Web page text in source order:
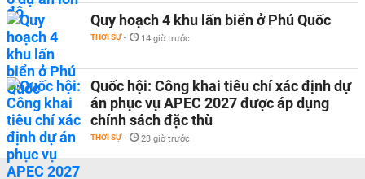
Quy hoạch 4 khu lấn biển ở Phú Quốc
THỜI SỰ - 14 giờ trước
Quốc hội: Công khai tiêu chí xác định dự
án phục vụ APEC 2027 được áp dụng
chính sách đặc thù
THỜI SỰ - 23 giờ trước